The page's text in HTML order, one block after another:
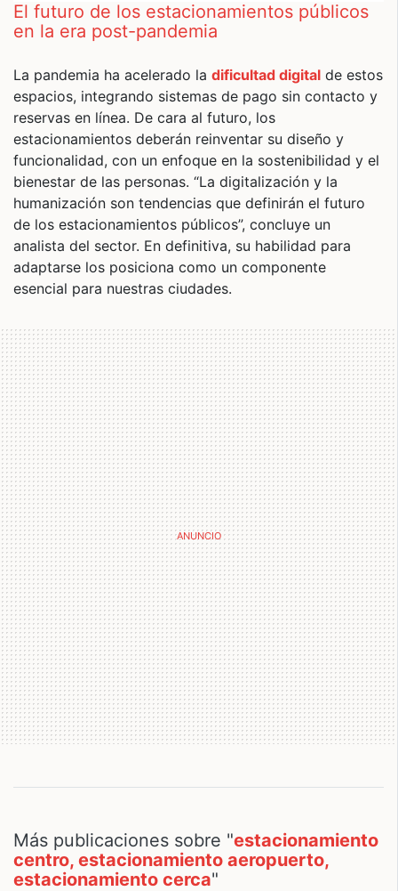
El futuro de los estacionamientos públicos
en la era post-pandemia
La pandemia ha acelerado la dificultad digital de estos
espacios, integrando sistemas de pago sin contacto y
reservas en línea. De cara al futuro, los
estacionamientos deberán reinventar su diseño y
funcionalidad, con un enfoque en la sostenibilidad y el
bienestar de las personas. “La digitalización y la
humanización son tendencias que definirán el futuro
de los estacionamientos públicos”, concluye un
analista del sector. En definitiva, su habilidad para
adaptarse los posiciona como un componente
esencial para nuestras ciudades.
Más publicaciones sobre "estacionamiento
centro, estacionamiento aeropuerto,
estacionamiento cerca"